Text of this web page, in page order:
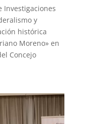
Investigaciones
y
histórica
Moreno» en
Concejo